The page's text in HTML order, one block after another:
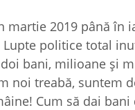
martie 2019 până
politice total
bani, milioane şi
noi treabă, suntem
Cum să dai